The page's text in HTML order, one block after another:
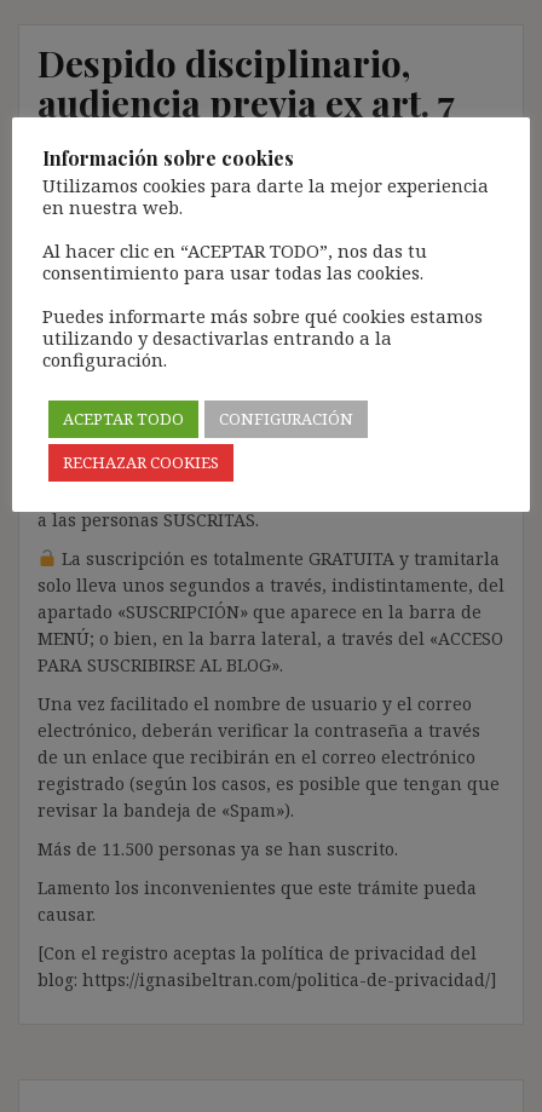
Despido disciplinario,
audiencia previa ex art. 7
Convenio 158 OIT y
ampliación de la demanda
Nota:
El propósito de este blog es compartir contenido de
forma totalmente GRATUITA.
Inteligencia Artificial Generativa (IAG) con ánimo de
lucro y que se apropian del contenido de terceros sin
ningún respeto por los derechos de autor, me ha
a las personas SUSCRITAS.
La suscripción es totalmente GRATUITA y tramitarla
solo lleva unos segundos a través, indistintamente, del
apartado «SUSCRIPCIÓN» que aparece en la barra de
MENÚ; o bien, en la barra lateral, a través del «ACCESO
PARA SUSCRIBIRSE AL BLOG».
Una vez facilitado el nombre de usuario y el correo
electrónico, deberán verificar la contraseña a través
de un enlace que recibirán en el correo electrónico
registrado (según los casos, es posible que tengan que
revisar la bandeja de «Spam»).
Más de 11.500 personas ya se han suscrito.
Lamento los inconvenientes que este trámite pueda
causar.
[Con el registro aceptas la política de privacidad del
blog: https://ignasibeltran.com/politica-de-privacidad/]
Información sobre cookies
Utilizamos cookies para darte la mejor experiencia
en nuestra web.
Al hacer clic en “ACEPTAR TODO”, nos das tu
consentimiento para usar todas las cookies.
Puedes informarte más sobre qué cookies estamos
utilizando y desactivarlas entrando a la
configuración.
ACEPTAR TODO
CONFIGURACIÓN
RECHAZAR COOKIES